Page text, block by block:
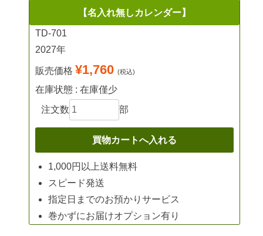
【名入れ無しカレンダー】
TD-701
2027年
販売価格 ¥1,760 (税込)
在庫状態 : 在庫僅少
注文数
部
1,000円以上送料無料
スピード発送
指定日までのお預かりサービス
巻かずにお届けオプション有り